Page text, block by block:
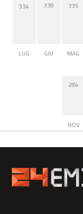
334
LUG
338
GIU
335
MAG
284
NOV